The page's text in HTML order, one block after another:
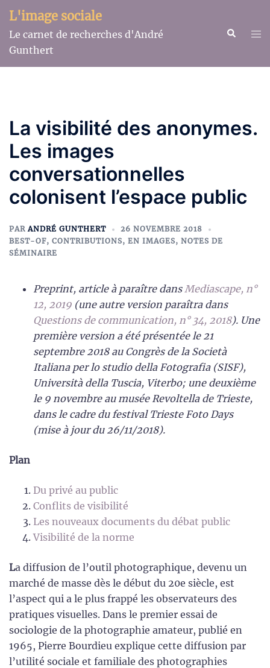
Aller
au
contenu
L'image sociale
Le carnet de recherches d'André
Gunthert
La visibilité des anonymes.
Les images
conversationnelles
colonisent l’espace public
PARANDRÉ GUNTHERT
26 NOVEMBRE 2018
BEST-OF, CONTRIBUTIONS, EN IMAGES, NOTES DE
SÉMINAIRE
Preprint, article à paraître dansMediascape, n°
12, 2019 (une autre version paraîtra dans
Questions de communication, n° 34, 2018). Une
première version a été présentée le 21
septembre 2018 au Congrès de la Società
Italiana per lo studio della Fotografia (SISF),
Università della Tuscia, Viterbo; une deuxième
le 9 novembre au musée Revoltella de Trieste,
dans le cadre du festival Trieste Foto Days
(mise à jour du 26/11/2018).
Plan
Du privé au public
Conflits de visibilité
Les nouveaux documents du débat public
Visibilité de la norme
La diffusion de l’outil photographique, devenu un
marché de masse dès le début du 20e siècle, est
l’aspect qui a le plus frappé les observateurs des
pratiques visuelles. Dans le premier essai de
sociologie de la photographie amateur, publié en
1965, Pierre Bourdieu explique cette diffusion par
l’utilité sociale et familiale des photographies